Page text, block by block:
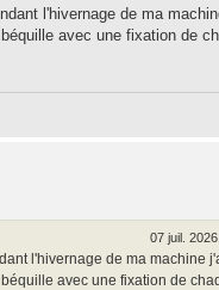
l'hivernage de ma
avec une fixation de
07 juil.
l'hivernage de ma machine
avec une fixation de